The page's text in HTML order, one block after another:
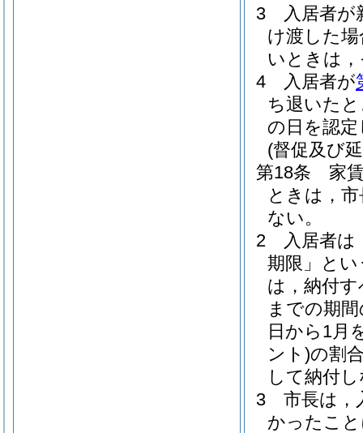
3
入居者が
け渡した
いときは
4
入居者が
ち退いた
の日を認
(督促及び
第18条
家
ときは，
ない。
2
入居者は
期限」とい
は，納付
までの期
日から1月
ント)の割
して納付
3
市長は，
かったこ